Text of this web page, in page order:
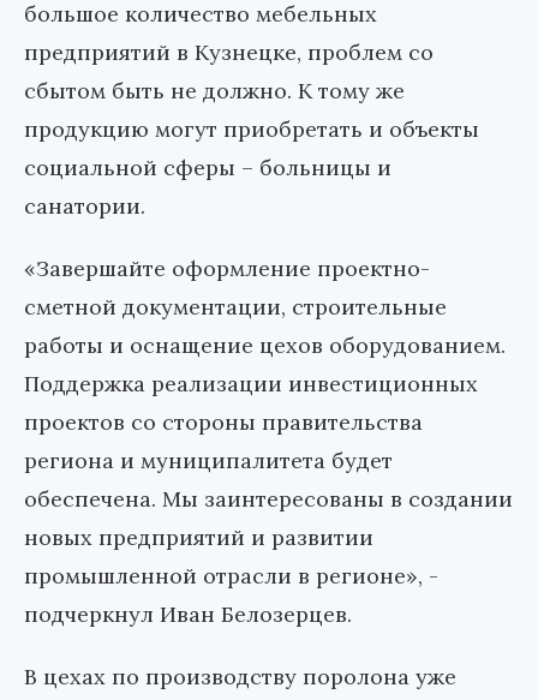
большое количество мебельных
предприятий в Кузнецке, проблем со
сбытом быть не должно. К тому же
продукцию могут приобретать и объекты
социальной сферы – больницы и
санатории.
«Завершайте оформление проектно-
сметной документации, строительные
работы и оснащение цехов оборудованием.
Поддержка реализации инвестиционных
проектов со стороны правительства
региона и муниципалитета будет
обеспечена. Мы заинтересованы в создании
новых предприятий и развитии
промышленной отрасли в регионе», -
подчеркнул Иван Белозерцев.
В цехах по производству поролона уже